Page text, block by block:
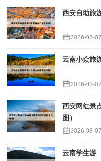
西安自助旅
2026-08-07
云南小众旅
2026-08-07
西安网红景
图）
2026-08-07
云南学生游